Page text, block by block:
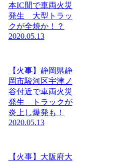
本IC間で車両火災
発生 大型トラッ
クが全焼か！？
2020.05.13
【火事】静岡県静
岡市駿河区宇津ノ
谷付近で車両火災
発生 トラックが
炎上し爆発も！
2020.05.13
【火事】大阪府大